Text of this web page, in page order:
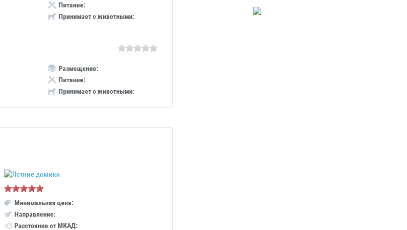
Питание:
Принимает с животными:
Размещение:
Питание:
Принимает с животными:
Минимальная цена:
Направление:
Расстояние от МКАД: